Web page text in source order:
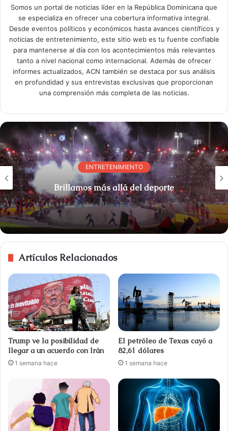
Somos un portal de noticias líder en la República Dominicana que
se especializa en ofrecer una cobertura informativa integral.
Desde eventos políticos y económicos hasta avances científicos y
noticias de entretenimiento, este sitio web es tu fuente confiable
para mantenerse al día con los acontecimientos más relevantes
tanto a nivel nacional como internacional. Además de ofrecer
informes actualizados, ACN también se destaca por sus análisis
en profundidad y sus entrevistas exclusivas que proporcionan
una comprensión más completa de las noticias.
ENTRETENIMIENTO
Brillamos más allá del deporte
Artículos Relacionados
Trump ve la posibilidad de
llegar a un acuerdo con Irán
1 semana hace
El petróleo de Texas cayó a
82,61 dólares
1 semana hace